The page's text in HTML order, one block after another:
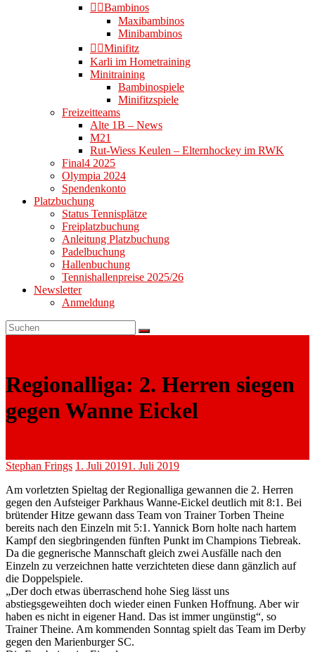
👉🏻Bambinos
Maxibambinos
Minibambinos
👉🏻Minifitz
Karli im Hometraining
Minitraining
Bambinospiele
Minifitzspiele
Freizeitteams
Alte 1B – News
M21
Rut-Wiess Keulen – Elternhockey im RWK
Final4 2025
Olympia 2024
Spendenkonto
Platzbuchung
Status Tennisplätze
Freiplatzbuchung
Anleitung Platzbuchung
Padelbuchung
Hallenbuchung
Tennishallenpreise 2025/26
Newsletter
Anmeldung
Regionalliga: 2. Herren siegen
gegen Wanne Eickel
Stephan Frings 1. Juli 20191. Juli 2019
Am vorletzten Spieltag der Regionalliga gewannen die 2. Herren
gegen den Aufsteiger Parkhaus Wanne-Eickel deutlich mit 8:1. Bei
brütender Hitze gewann dass Team von Trainer Torben Theine
bereits nach den Einzeln mit 5:1. Yannick Born holte nach hartem
Kampf den siegbringenden fünften Punkt im Champions Tiebreak.
Da die gegnerische Mannschaft gleich zwei Ausfälle nach den
Einzeln zu verzeichnen hatte verzichteten diese dann gänzlich auf
die Doppelspiele.
„Der doch etwas überraschend hohe Sieg lässt uns
abstiegsgeweihten doch wieder einen Funken Hoffnung. Aber wir
haben es nicht in eigener Hand. Das ist immer ungünstig“, so
Trainer Theine. Am kommenden Sonntag spielt das Team im Derby
gegen den Marienburger SC.